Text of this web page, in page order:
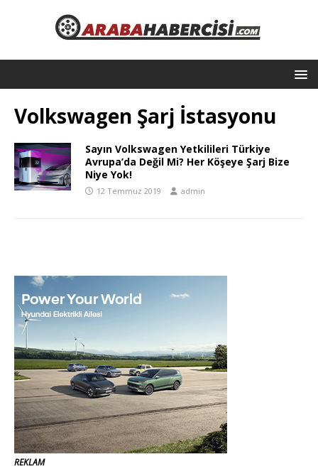
Volkswagen Şarj İstasyonu
Sayın Volkswagen Yetkilileri Türkiye
Avrupa’da Değil Mi? Her Köşeye Şarj Bize
Niye Yok!
12 Temmuz 2019 admin
REKLAM